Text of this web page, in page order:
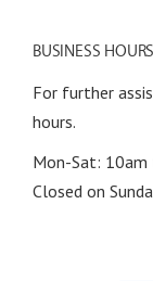
BUSINESS HOURS
For further
hours.
Mon-Sat:
Closed on